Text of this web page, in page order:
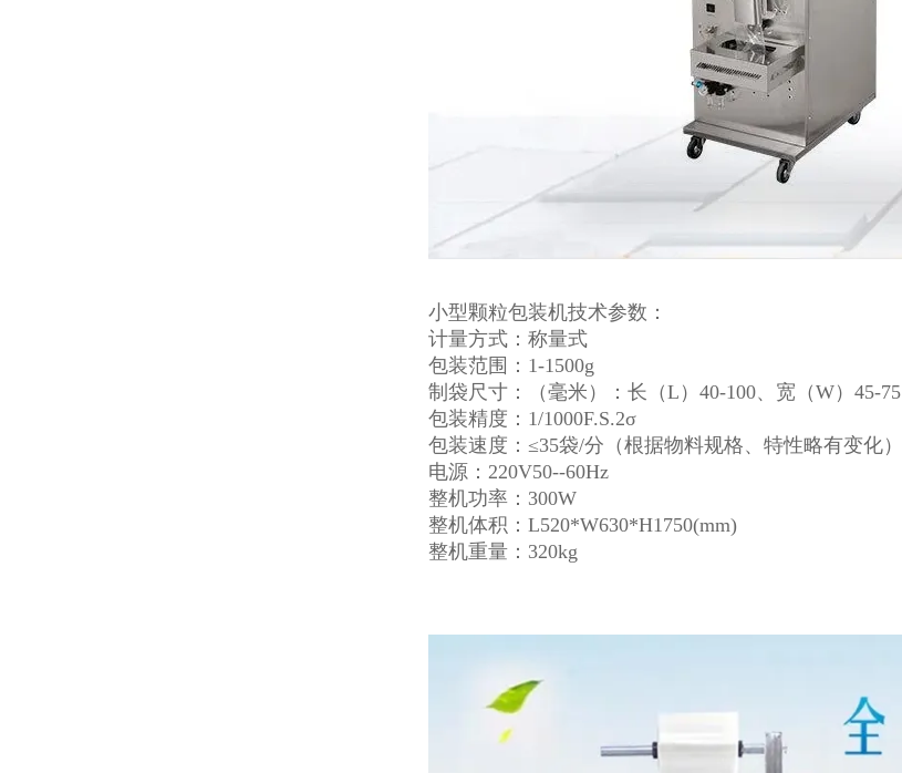
小型颗粒包装机技术参数：
计量方式：称量式
包装范围：1-1500g
制袋尺寸：（毫米）：长（L）40-100、宽（W）45-75
包装精度：1/1000F.S.2σ
包装速度：≤35袋/分（根据物料规格、特性略有变化）
电源：220V50--60Hz
整机功率：300W
整机体积：L520*W630*H1750(mm)
整机重量：320kg